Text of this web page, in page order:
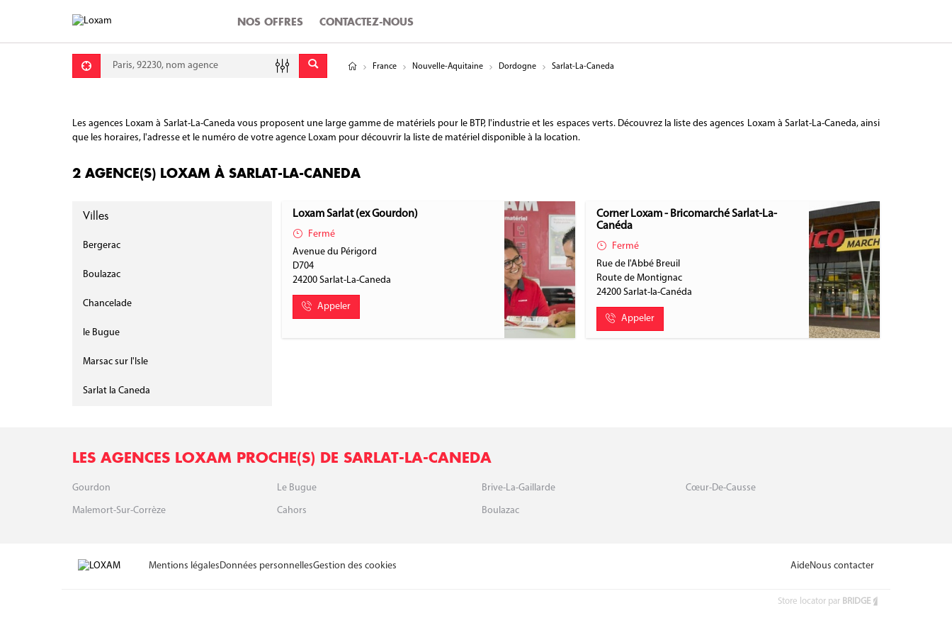
NOS OFFRES CONTACTEZ-NOUS
Requête Latitude
Longitude
France Nouvelle-Aquitaine Dordogne Sarlat-La-Caneda
Les agences Loxam à Sarlat-La-Caneda vous proposent une large gamme de matériels pour le BTP, l'industrie et les espaces verts. Découvrez la liste des agences Loxam à Sarlat-La-Caneda, ainsi
que les horaires, l'adresse et le numéro de votre agence Loxam pour découvrir la liste de matériel disponible à la location.
2 AGENCE(S) LOXAM À SARLAT-LA-CANEDA
Villes
Bergerac
Boulazac
Chancelade
le Bugue
Marsac sur l'Isle
Sarlat la Caneda
Loxam Sarlat (ex Gourdon)
Fermé
Avenue du Périgord
D704
24200 Sarlat-La-Caneda
Appeler
Corner Loxam - Bricomarché Sarlat-La-
Canéda
Fermé
Rue de l'Abbé Breuil
Route de Montignac
24200Sarlat-la-Canéda
Appeler
LES AGENCES LOXAM PROCHE(S) DE SARLAT-LA-CANEDA
Gourdon Le Bugue Brive-La-Gaillarde Cœur-De-Causse
Malemort-Sur-Corrèze Cahors Boulazac
Mentions légalesDonnées personnellesGestion des cookies AideNous contacter
Store locator par BRIDGE